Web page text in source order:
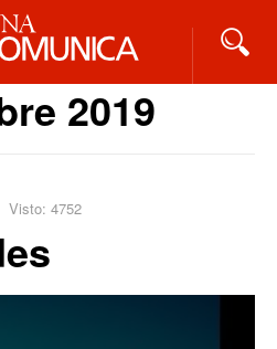
2019
Visto: 4752